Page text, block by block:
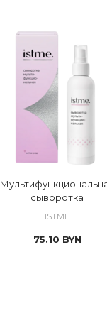
ФОРМУЛЫ |
сыворотка
ISTME
75.10 BYN